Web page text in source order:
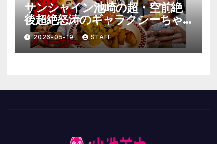
サンシャイン池崎の超・空前絶
後超絶怒涛のギャラクシーちゃ
んねる極
2026-05-19 STAFF